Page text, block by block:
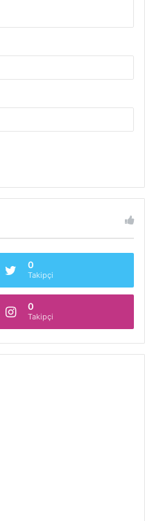
0
Takipçi
0
Takipçi